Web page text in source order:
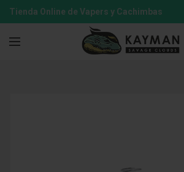
Tienda Online de Vapers y Cachimbas